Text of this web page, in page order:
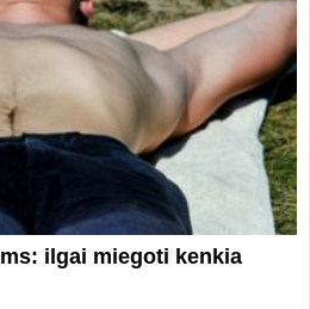
ilgai miegoti kenkia